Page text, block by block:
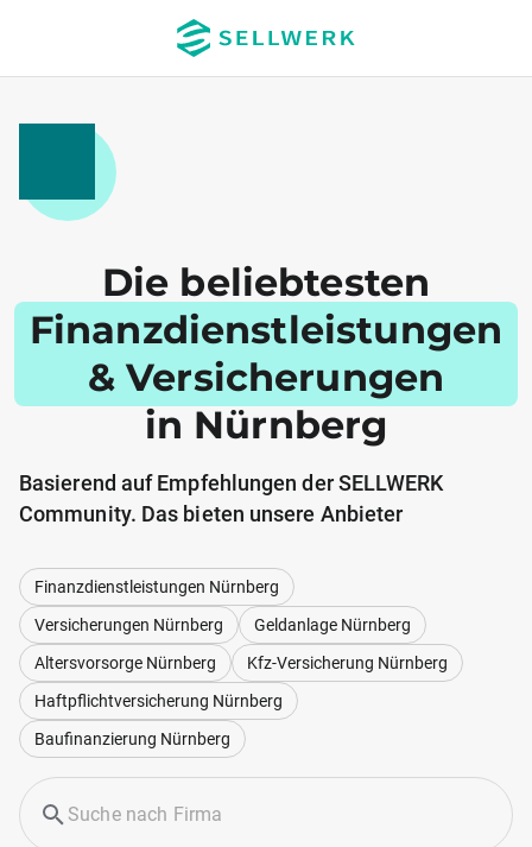
Die beliebtesten
Finanzdienstleistungen
& Versicherungen
in Nürnberg
Basierend auf Empfehlungen der SELLWERK
Community. Das bieten unsere Anbieter
Finanzdienstleistungen Nürnberg
Versicherungen Nürnberg
Geldanlage Nürnberg
Altersvorsorge Nürnberg
Kfz-Versicherung Nürnberg
Haftpflichtversicherung Nürnberg
Baufinanzierung Nürnberg